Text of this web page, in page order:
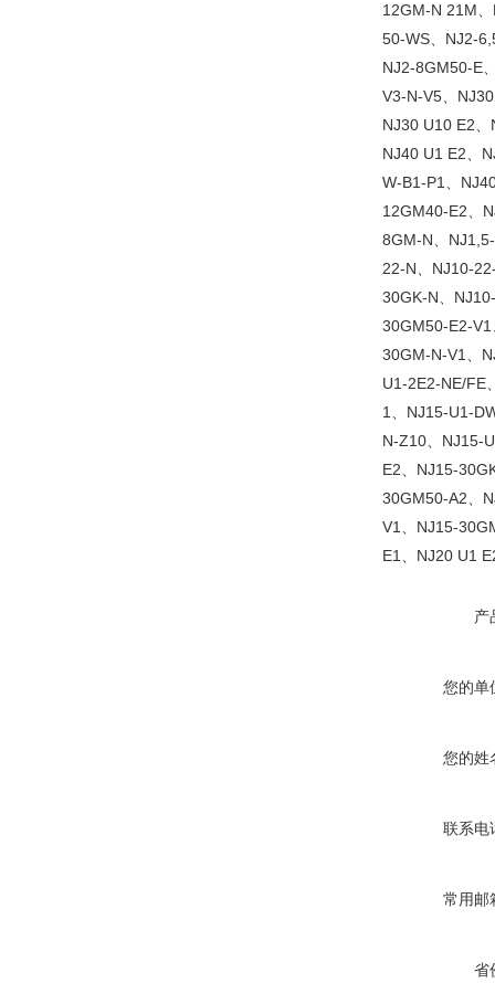
12GM-N 21M
50-WS、NJ2-
NJ2-8GM50-E
V3-N-V5、
NJ30 U10 E2
NJ40 U1 E2、
W-B1-P1、
12GM40-E2、
8GM-N、
22-N、NJ10-
30GK-N、
30GM50-E2-
30GM-N-V1、
U1-2E2-NE/FE
1、NJ15-U1-
N-Z10、NJ15-
E2、NJ15-
30GM50-A2、
V1、NJ15-
E1、NJ20 U1
产
您的单
您的姓
联系电
常用邮
省